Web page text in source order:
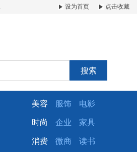
设为首页 点击收藏
搜索
美容 服饰 电影
时尚 企业 家具
消费 微商 读书